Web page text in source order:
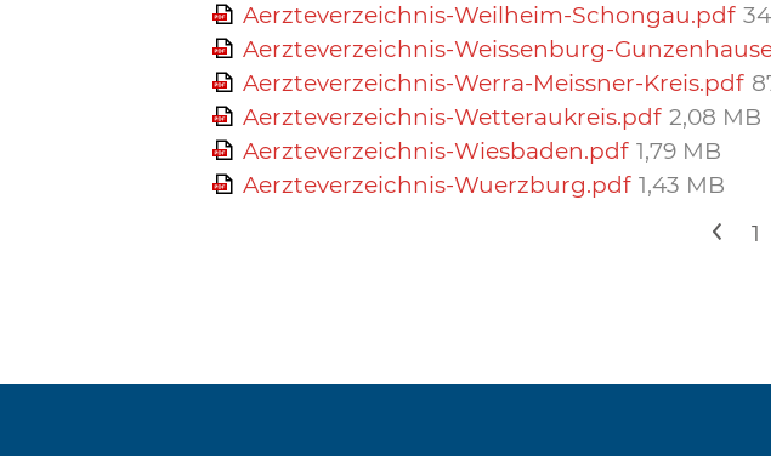
Aerzteverzeichnis-Weilheim-Schongau.pdf
Aerzteverzeichnis-Weissenburg-
Aerzteverzeichnis-Werra-Meissner-Kreis.pdf
Aerzteverzeichnis-Wetteraukreis.pdf 2,08 MB
Aerzteverzeichnis-Wiesbaden.pdf 1,79 MB
Aerzteverzeichnis-Wuerzburg.pdf 1,43 MB
<
1